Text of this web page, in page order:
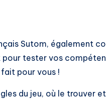
Sutom, également
pour tester vos
pour vous !
du jeu, où le trouver